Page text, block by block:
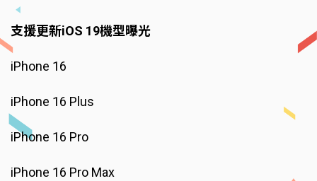
支援更新iOS 19機型曝光
iPhone 16
iPhone 16 Plus
iPhone 16 Pro
iPhone 16 Pro Max